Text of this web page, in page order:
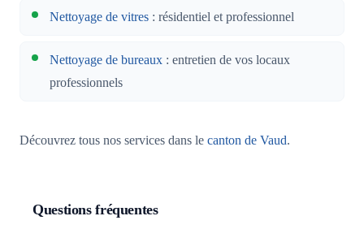
Nettoyage de vitres : résidentiel et professionnel
Nettoyage de bureaux : entretien de vos locaux
professionnels
Découvrez tous nos services dans le canton de Vaud.
Questions fréquentes